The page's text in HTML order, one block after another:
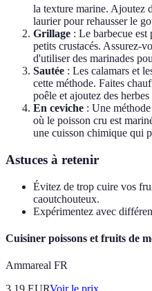
la texture marine. Ajoutez
laurier pour rehausser le
Grillage : Le barbecue est
petits crustacés. Assurez-
d'utiliser des marinades
Sautée : Les calamars et
cette méthode. Faites
poêle et ajoutez des
En ceviche : Une
où le poisson cru est
une cuisson chimique qui
Astuces à retenir
Évitez de trop cuire vos
caoutchouteux.
Expérimentez avec
Cuisiner poissons et fruits de
Ammareal FR